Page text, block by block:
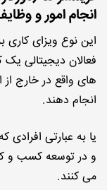
انجام امور و
این نوع ویزای کاری
فعالان دیجیتالی یک
های واقع در خارج از
انجام دهند.
یا به عبارتی افرادی
و در توسعه کسب و
می کنند.